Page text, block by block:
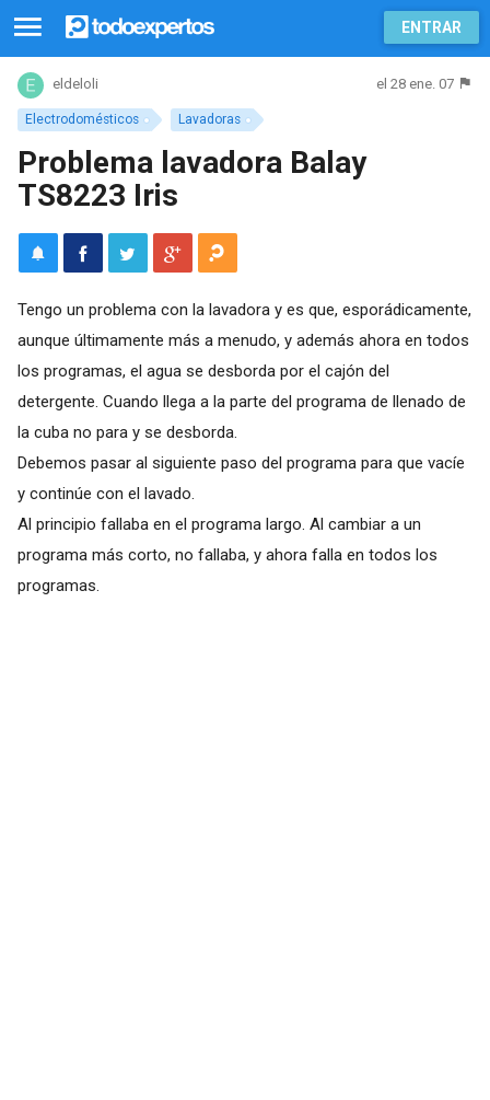
ENTRAR
Electrodomésticos Lavadoras
eldeloli el 28 ene. 07
Problema lavadora Balay
TS8223 Iris
Tengo un problema con la lavadora y es que, esporádicamente,
aunque últimamente más a menudo, y además ahora en todos
los programas, el agua se desborda por el cajón del
detergente. Cuando llega a la parte del programa de llenado de
la cuba no para y se desborda.
Debemos pasar al siguiente paso del programa para que vacíe
y continúe con el lavado.
Al principio fallaba en el programa largo. Al cambiar a un
programa más corto, no fallaba, y ahora falla en todos los
programas.